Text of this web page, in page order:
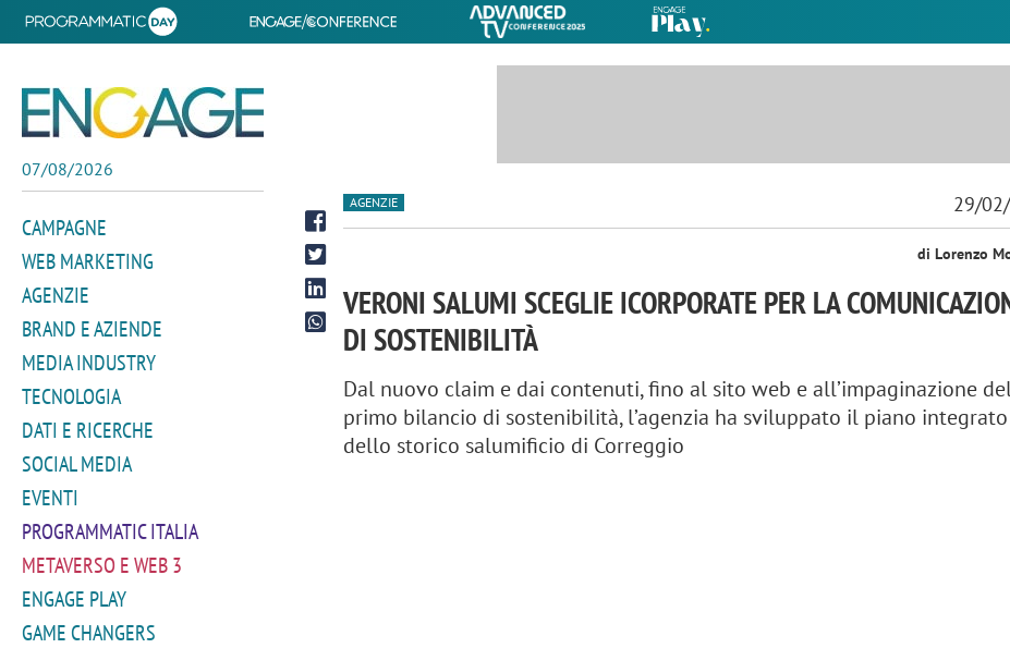
07/08/2026
CAMPAGNE
WEB MARKETING
AGENZIE
BRAND E AZIENDE
MEDIA INDUSTRY
TECNOLOGIA
DATI E RICERCHE
SOCIAL MEDIA
EVENTI
PROGRAMMATIC ITALIA
METAVERSO E WEB 3
ENGAGE PLAY
GAME CHANGERS
AGENZIE 29/
di Lorenzo
VERONI SALUMI SCEGLIE ICORPORATE PER LA
DI SOSTENIBILITÀ
Dal nuovo claim e dai contenuti, fino al sito web e all’impaginazione
primo bilancio di sostenibilità, l’agenzia ha sviluppato il piano integrato
dello storico salumificio di Correggio